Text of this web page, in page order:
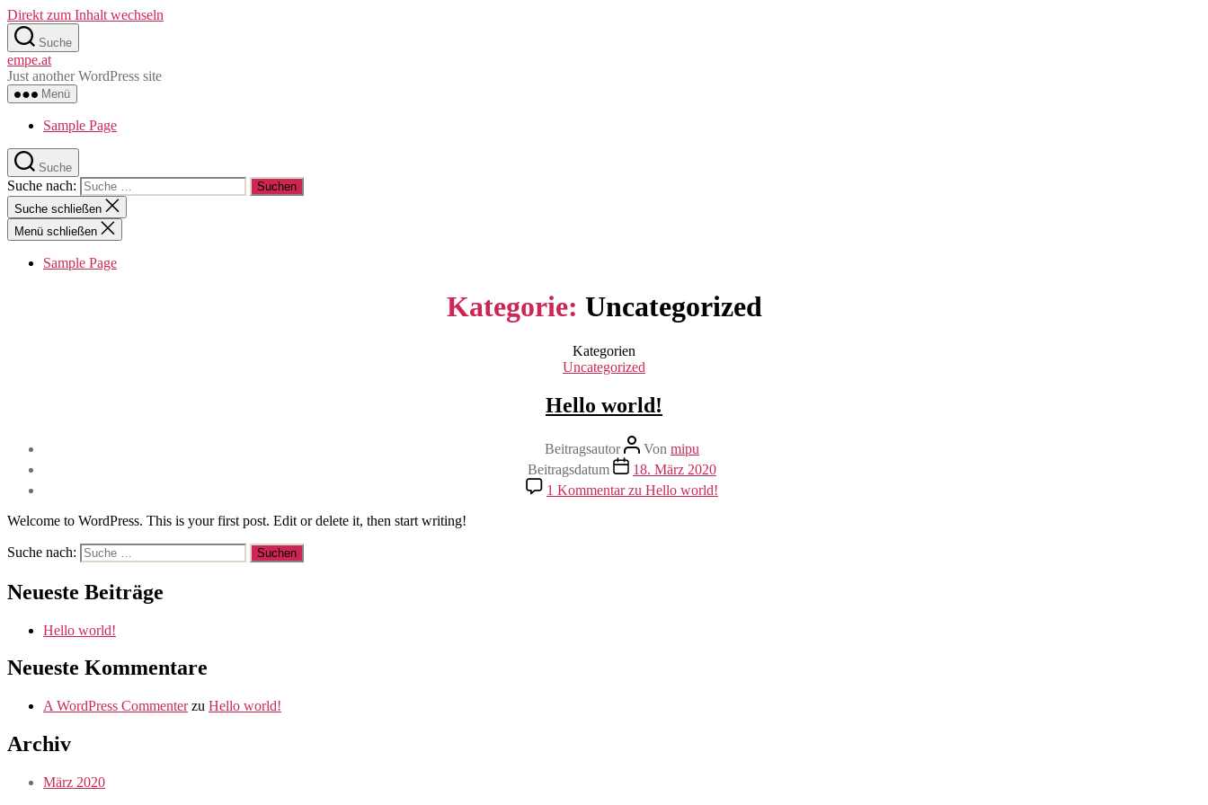
Direkt zum Inhalt wechseln
Suche
empe.at
Just another WordPress site
Menü
Sample Page
Suche
Suche nach:
Suche schließen
Menü schließen
Sample Page
Kategorie: Uncategorized
Kategorien
Uncategorized
Hello world!
Beitragsautor Von mipu
Beitragsdatum
18. März 2020
1 Kommentarzu Hello world!
Welcome to WordPress. This is your first post. Edit or delete it, then start writing!
Suche nach:
Neueste Beiträge
Hello world!
Neueste Kommentare
A WordPress Commenterzu Hello world!
Archiv
März 2020